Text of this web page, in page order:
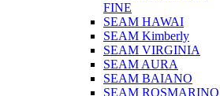
FINE
SEAM HAWAI
SEAM Kimberly
SEAM VIRGINIA
SEAM AURA
SEAM BAIANO
SEAM ROSMARINO